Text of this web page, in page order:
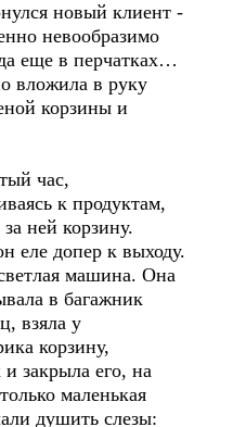
новый клиент -
невообразимо
еще в перчатках…
вложила в руку
корзины и
час,
к продуктам,
ней корзину.
еле допер к выходу.
машина. Она
в багажник
взяла у
корзину,
закрыла его, на
маленькая
душить слезы: